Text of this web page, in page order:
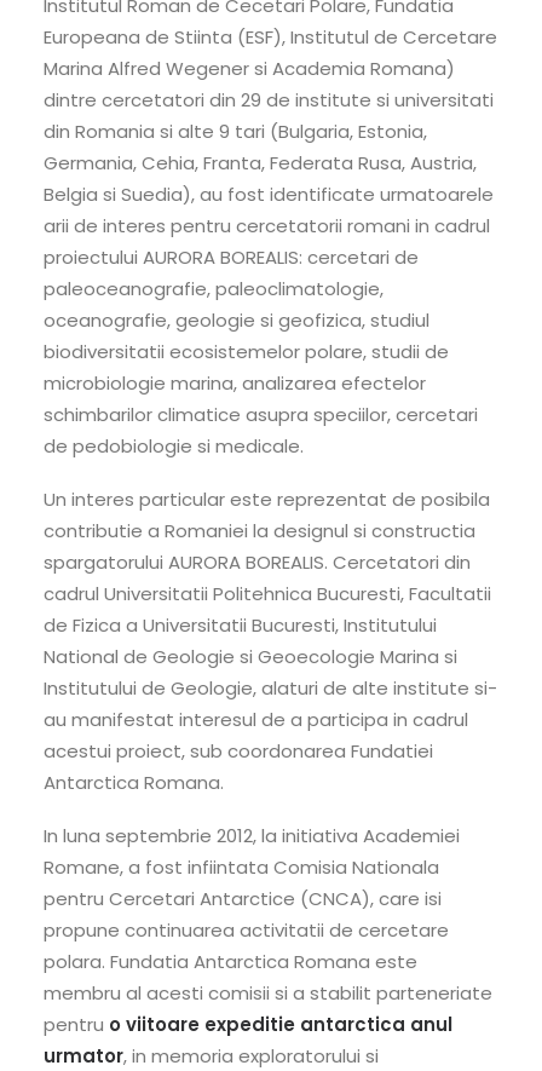
Institutul Roman de Cecetari Polare, Fundatia
Europeana de Stiinta (ESF), Institutul de Cercetare
Marina Alfred Wegener si Academia Romana)
dintre cercetatori din 29 de institute si universitati
din Romania si alte 9 tari (Bulgaria, Estonia,
Germania, Cehia, Franta, Federata Rusa, Austria,
Belgia si Suedia), au fost identificate urmatoarele
arii de interes pentru cercetatorii romani in cadrul
proiectului AURORA BOREALIS: cercetari de
paleoceanografie, paleoclimatologie,
oceanografie, geologie si geofizica, studiul
biodiversitatii ecosistemelor polare, studii de
microbiologie marina, analizarea efectelor
schimbarilor climatice asupra speciilor, cercetari
de pedobiologie si medicale.
Un interes particular este reprezentat de posibila
contributie a Romaniei la designul si constructia
spargatorului AURORA BOREALIS. Cercetatori din
cadrul Universitatii Politehnica Bucuresti, Facultatii
de Fizica a Universitatii Bucuresti, Institutului
National de Geologie si Geoecologie Marina si
Institutului de Geologie, alaturi de alte institute si-
au manifestat interesul de a participa in cadrul
acestui proiect, sub coordonarea Fundatiei
Antarctica Romana.
In luna septembrie 2012, la initiativa Academiei
Romane, a fost infiintata Comisia Nationala
pentru Cercetari Antarctice (CNCA), care isi
propune continuarea activitatii de cercetare
polara. Fundatia Antarctica Romana este
membru al acesti comisii si a stabilit parteneriate
pentru o viitoare expeditie antarctica anul
urmator, in memoria exploratorului si